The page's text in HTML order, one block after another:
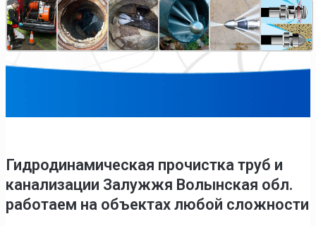
Гидродинамическая прочистка труб и
канализации Залужжя Волынская обл.
работаем на объектах любой сложности